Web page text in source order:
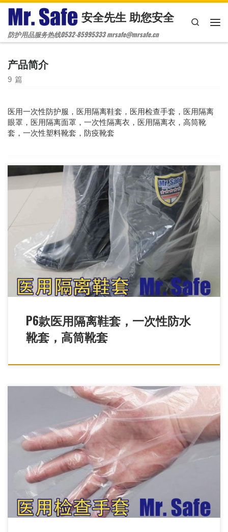
Skip to content 安全先生 助您安全
防护用品服务热线0532-85995333 mrsafe@mrsafe.cn
Search
产品简介
9 篇
医用一次性防护服，医用隔离鞋套，医用检查手套，医用隔离
眼罩，医用隔离面罩，一次性隔离衣，医用隔离衣，高筒靴
套，一次性塑料靴套，防疫靴套
医用隔离鞋套，防水靴套，养殖业靴套，畜牧业靴套，畜牧业鞋
套，医用隔离鞋套，防水鞋套，高筒靴套，一次性 塑料鞋套，PE
塑料靴套
P6款医用隔离鞋套，一次性防水
靴套，高筒靴套
医用检查手套，一次性PE手套，一次性薄膜手套，塑料薄膜手套，
塑料医用手套，塑料检查手套，PE手套，PE薄膜手套，PE检查手